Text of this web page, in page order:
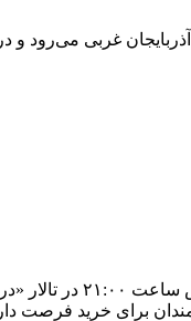
روز سه‌شنبه ۲۵ تیرماه به شهر میاندوآب واقع در استان
گروه موسیقی «هوروش» به خوانندگی مهدی دارابی